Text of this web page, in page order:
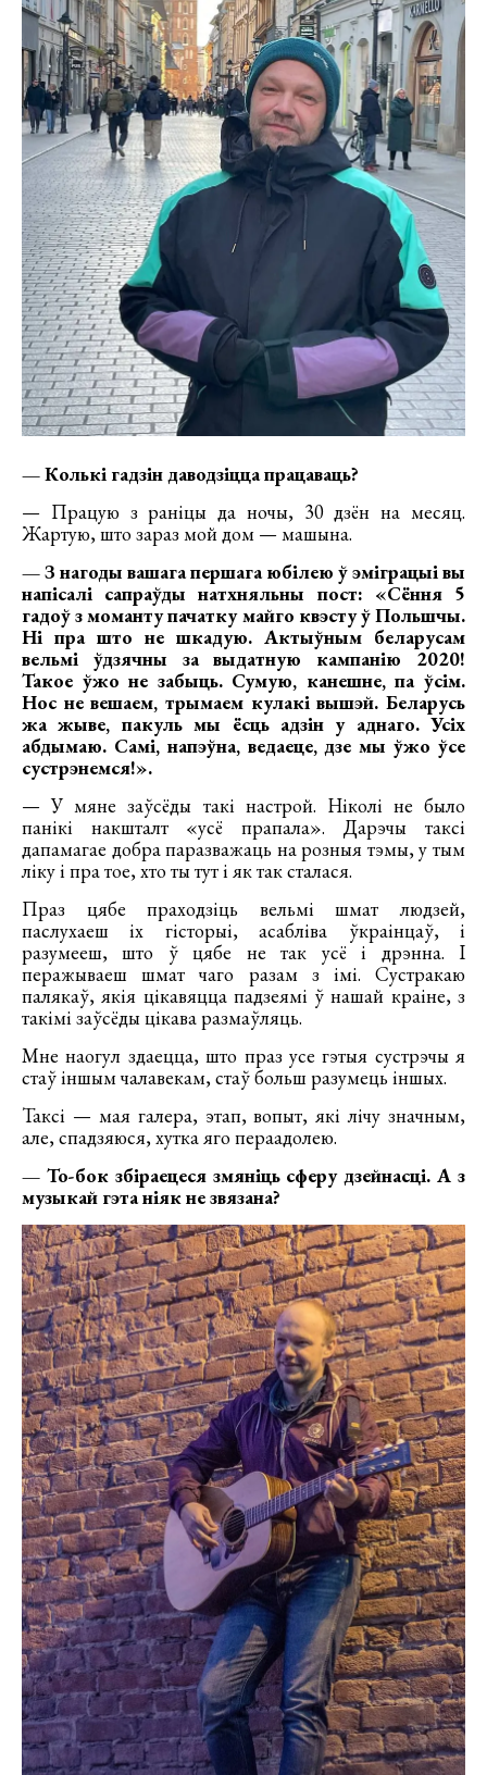
— Колькі гадзін даводзіцца працаваць?
— Працую з раніцы да ночы, 30 дзён на месяц.
Жартую, што зараз мой дом — машына.
— З нагоды вашага першага юбілею ў эміграцыі вы
напісалі сапраўды натхняльны пост: «Сёння 5
гадоў з моманту пачатку майго квэсту ў Польшчы.
Ні пра што не шкадую. Актыўным беларусам
вельмі ўдзячны за выдатную кампанію 2020!
Такое ўжо не забыць. Сумую, канешне, па ўсім.
Нос не вешаем, трымаем кулакі вышэй. Беларусь
жа жыве, пакуль мы ёсць адзін у аднаго. Усіх
абдымаю. Самі, напэўна, ведаеце, дзе мы ўжо ўсе
сустрэнемся!».
— У мяне заўсёды такі настрой. Ніколі не было
панікі накшталт «усё прапала». Дарэчы таксі
дапамагае добра паразважаць на розныя тэмы, у тым
ліку і пра тое, хто ты тут і як так сталася.
Праз цябе праходзіць вельмі шмат людзей,
паслухаеш іх гісторыі, асабліва ўкраінцаў, і
разумееш, што ў цябе не так усё і дрэнна. І
перажываеш шмат чаго разам з імі. Сустракаю
палякаў, якія цікавяцца падзеямі ў нашай краіне, з
такімі заўсёды цікава размаўляць.
Мне наогул здаецца, што праз усе гэтыя сустрэчы я
стаў іншым чалавекам, стаў больш разумець іншых.
Таксі — мая галера, этап, вопыт, які лічу значным,
але, спадзяюся, хутка яго пераадолею.
— То-бок збіраецеся змяніць сферу дзейнасці. А з
музыкай гэта ніяк не звязана?